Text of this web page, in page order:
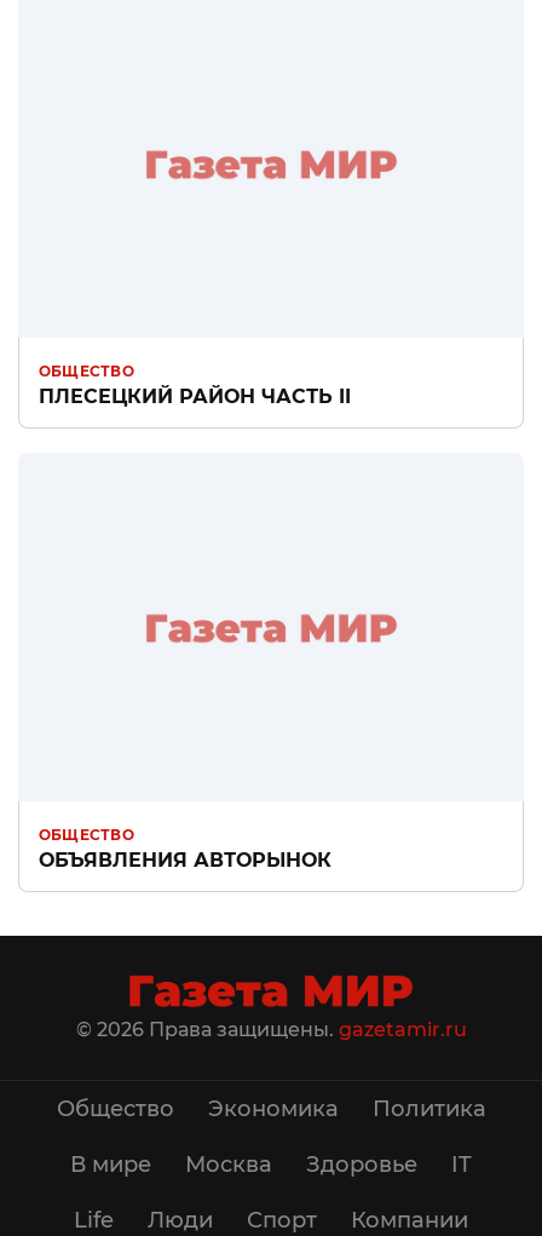
ОБЩЕСТВО
ПЛЕСЕЦКИЙ РАЙОН ЧАСТЬ II
ОБЩЕСТВО
ОБЪЯВЛЕНИЯ АВТОРЫНОК
© 2026 Права защищены. gazetamir.ru
Общество Экономика Политика
В мире Москва Здоровье IT
Life Люди Спорт Компании